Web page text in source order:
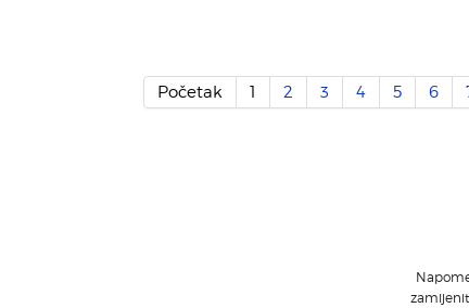
Početak 1 2 3 4 5 6